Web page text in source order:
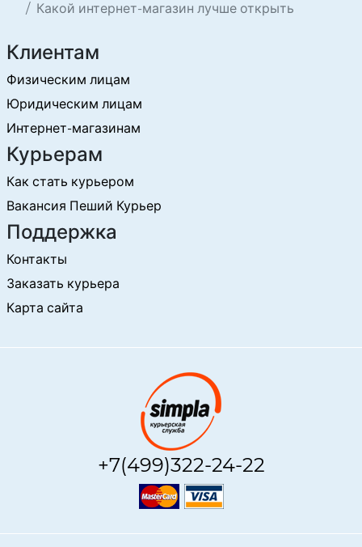
Какой интернет-магазин лучше открыть
+7(499)322-24-22
Клиентам
Физическим лицам
Юридическим лицам
Интернет-магазинам
Курьерам
Как стать курьером
Вакансия Пеший Курьер
Поддержка
Контакты
Заказать курьера
Карта сайта